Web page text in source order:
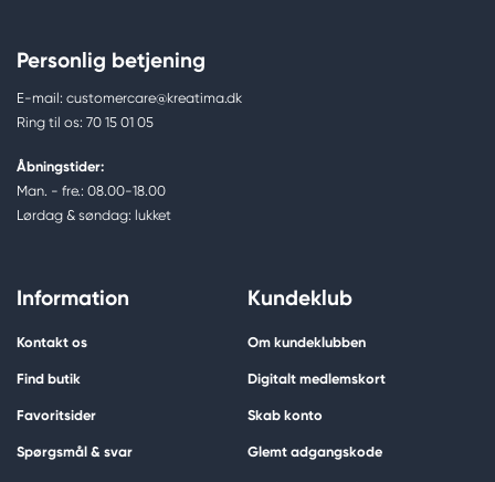
Personlig betjening
E-mail: customercare@kreatima.dk
Ring til os: 70 15 01 05
Åbningstider:
Man. - fre.: 08.00-18.00
Lørdag & søndag: lukket
Information
Kontakt os
Find butik
Favoritsider
Spørgsmål & svar
Kundeklub
Om kundeklubben
Digitalt medlemskort
Skab konto
Glemt adgangskode